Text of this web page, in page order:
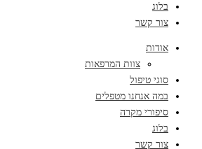
בלוג
צור קשר
אודות
צוות המרפאות
סוגי טיפול
במה אנחנו מטפלים
סיפורי מקרה
בלוג
צור קשר